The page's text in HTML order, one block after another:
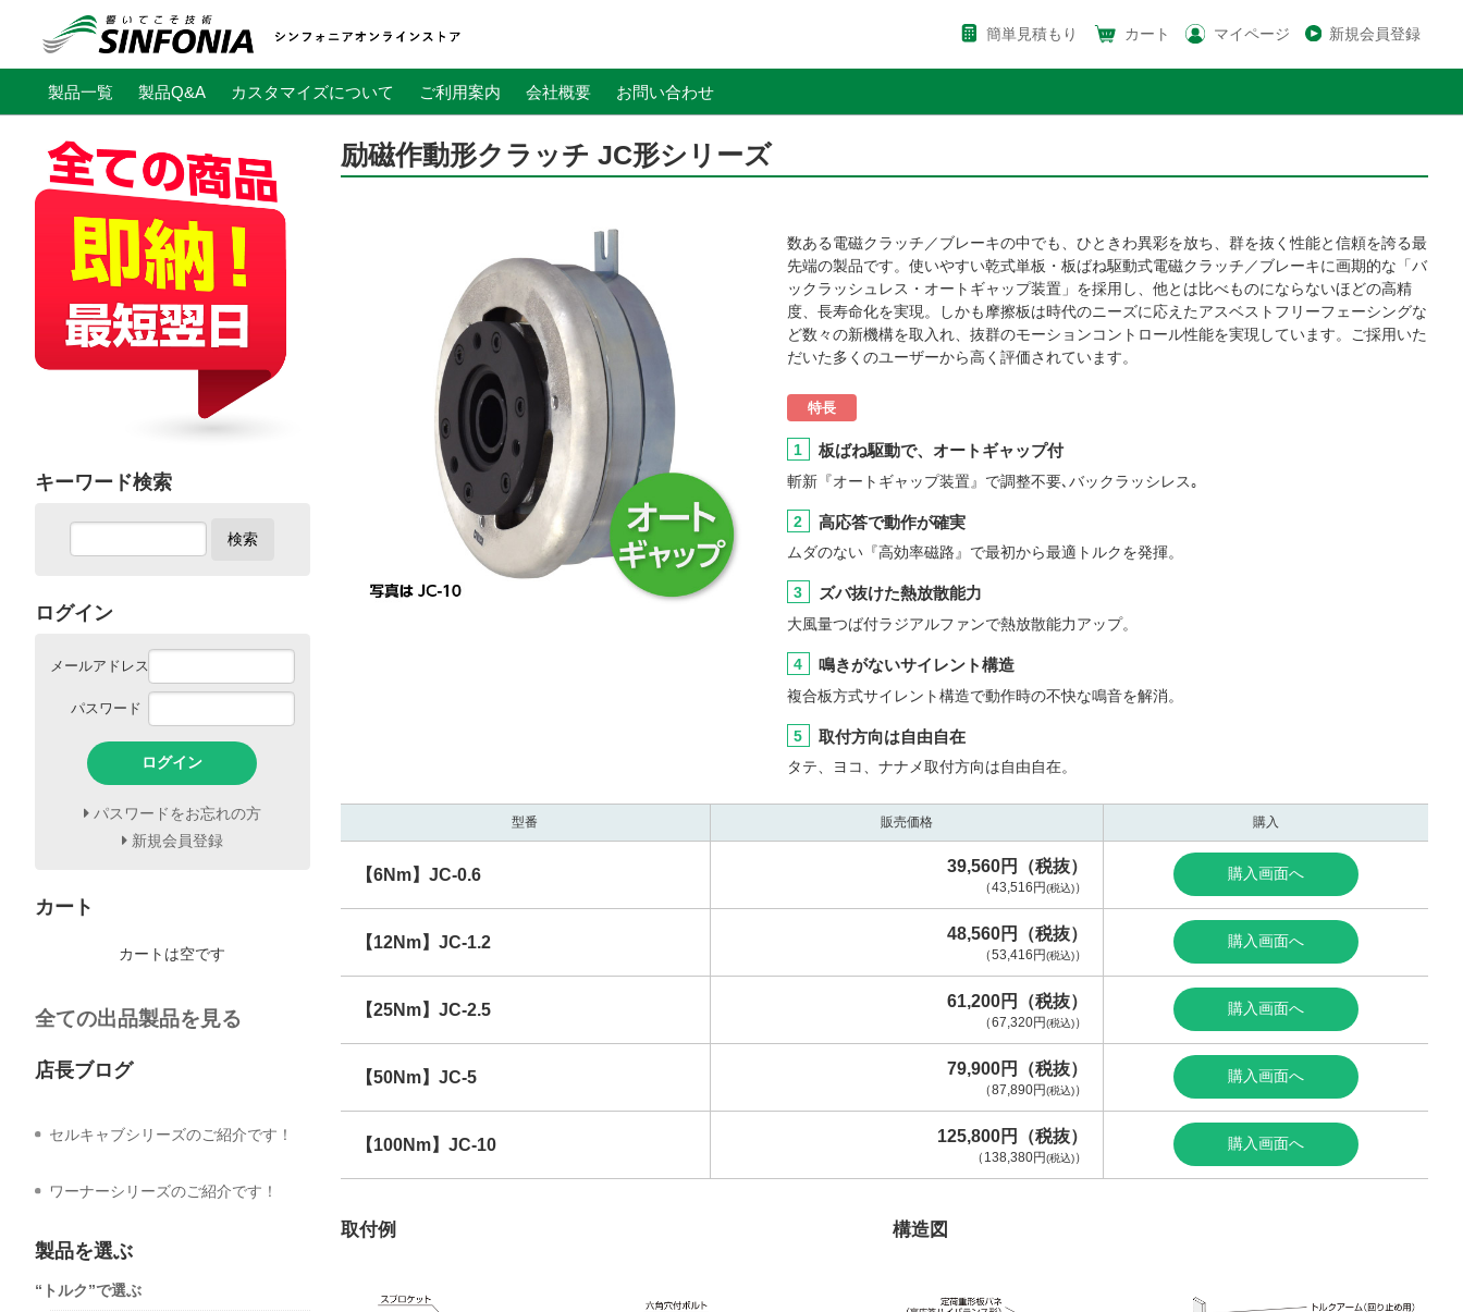
簡単見積もり カート マイページ 新規会員登録
製品一覧 製品Q&A カスタマイズについて ご利用案内 会社概要 お問い合わせ
励磁作動形クラッチ JC形シリーズ
数ある電磁クラッチ／ブレーキの中でも、ひときわ異彩を放ち、群を抜く性能と信頼を誇る最
先端の製品です。使いやすい乾式単板・板ばね駆動式電磁クラッチ／ブレーキに画期的な「バ
ックラッシュレス・オートギャップ装置」を採用し、他とは比べものにならないほどの高精
度、長寿命化を実現。しかも摩擦板は時代のニーズに応えたアスベストフリーフェーシングな
ど数々の新機構を取入れ、抜群のモーションコントロール性能を実現しています。ご採用いた
だいた多くのユーザーから高く評価されています。
特長
1 板ばね駆動で、オートギャップ付
斬新『オートギャップ装置』で調整不要､バックラッシレス｡
2 高応答で動作が確実
ムダのない『高効率磁路』で最初から最適トルクを発揮。
3 ズバ抜けた熱放散能力
大風量つば付ラジアルファンで熱放散能力アップ。
4 鳴きがないサイレント構造
複合板方式サイレント構造で動作時の不快な鳴音を解消。
5 取付方向は自由自在
タテ、ヨコ、ナナメ取付方向は自由自在。
型番 販売価格 購入
【6Nm】JC-0.6 39,560円（税抜）
（43,516円(税込)）
購入画面へ
【12Nm】JC-1.2 48,560円（税抜）
（53,416円(税込)）
購入画面へ
【25Nm】JC-2.5 61,200円（税抜）
（67,320円(税込)）
購入画面へ
【50Nm】JC-5 79,900円（税抜）
（87,890円(税込)）
購入画面へ
【100Nm】JC-10 125,800円（税抜）
（ 138,380円(税込)）
購入画面へ
取付例 構造図
キーワード検索
検索
ログイン
メールアドレス
パスワード
ログイン
パスワードをお忘れの方
新規会員登録
カート
カートは空です
全ての出品製品を見る
店長ブログ
セルキャブシリーズのご紹介です！
ワーナーシリーズのご紹介です！
製品を選ぶ
“トルク”で選ぶ